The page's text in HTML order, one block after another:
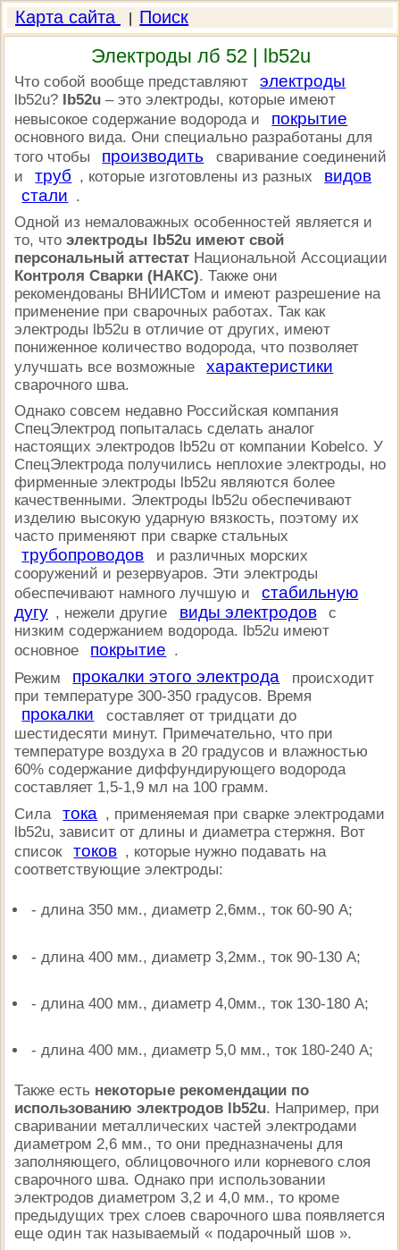
Карта сайта Поиск
Электроды лб 52 | lb52u
Что собой вообще представляют электроды
lb52u? Ib52u – это электроды, которые имеют
невысокое содержание водорода и
покрытие
основного вида. Они специально разработаны для
того чтобы
производить
сваривание соединений
и
труб , которые изготовлены из разных
видов
стали .
Одной из немаловажных особенностей является и
то, что электроды lb52u имеют свой
персональный аттестат Национальной Ассоциации
Контроля Сварки (НАКС). Также они
рекомендованы ВНИИСТом и имеют разрешение на
применение при сварочных работах. Так как
электроды lb52u в отличие от других, имеют
пониженное количество водорода, что позволяет
улучшать все возможные
характеристики
сварочного шва.
Однако совсем недавно Российская компания
СпецЭлектрод попыталась сделать аналог
настоящих электродов lb52u от компании Kobelсo. У
СпецЭлектрода получились неплохие электроды, но
фирменные электроды lb52u являются более
качественными. Электроды lb52u обеспечивают
изделию высокую ударную вязкость, поэтому их
часто применяют при сварке стальных
трубопроводов
и различных морских
сооружений и резервуаров. Эти электроды
обеспечивают намного лучшую и
стабильную
дугу , нежели другие виды электродов
с
низким содержанием водорода. lb52u имеют
основное
покрытие .
Режим
прокалки этого электрода
происходит
при температуре 300-350 градусов. Время
прокалки
составляет от тридцати до
шестидесяти минут. Примечательно, что при
температуре воздуха в 20 градусов и влажностью
60% содержание диффундирующего водорода
составляет 1,5-1,9 мл на 100 грамм.
Сила
тока , применяемая при сварке электродами
lb52u, зависит от длины и диаметра стержня. Вот
список
токов , которые нужно подавать на
соответствующие электроды:
- длина 350 мм., диаметр 2,6мм., ток 60-90 А;
- длина 400 мм., диаметр 3,2мм., ток 90-130 А;
- длина 400 мм., диаметр 4,0мм., ток 130-180 А;
- длина 400 мм., диаметр 5,0 мм., ток 180-240 А;
Также есть некоторые рекомендации по
использованию электродов lb52u. Например, при
сваривании металлических частей электродами
диаметром 2,6 мм., то они предназначены для
заполняющего, облицовочного или корневого слоя
сварочного шва. Однако при использовании
электродов диаметром 3,2 и 4,0 мм., то кроме
предыдущих трех слоев сварочного шва появляется
еще один так называемый « подарочный шов ».